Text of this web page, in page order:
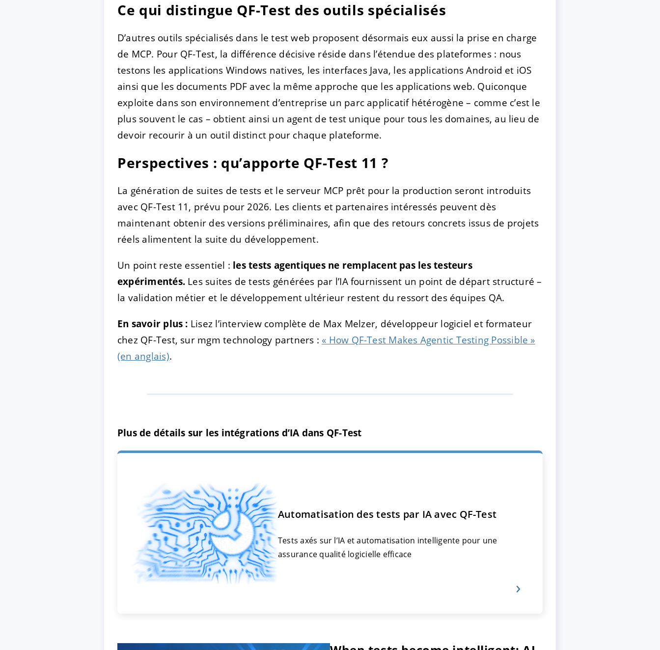
Ce qui distingue QF-Test des outils spécialisés
D’autres outils spécialisés dans le test web proposent désormais eux aussi la prise en charge
de MCP. Pour QF-Test, la différence décisive réside dans l’étendue des plateformes : nous
testons les applications Windows natives, les interfaces Java, les applications Android et iOS
ainsi que les documents PDF avec la même approche que les applications web. Quiconque
exploite dans son environnement d’entreprise un parc applicatif hétérogène – comme c’est le
plus souvent le cas – obtient ainsi un agent de test unique pour tous les domaines, au lieu de
devoir recourir à un outil distinct pour chaque plateforme.
Perspectives : qu’apporte QF-Test 11 ?
La génération de suites de tests et le serveur MCP prêt pour la production seront introduits
avec QF-Test 11, prévu pour 2026. Les clients et partenaires intéressés peuvent dès
maintenant obtenir des versions préliminaires, afin que des retours concrets issus de projets
réels alimentent la suite du développement.
Un point reste essentiel : les tests agentiques ne remplacent pas les testeurs
expérimentés. Les suites de tests générées par l’IA fournissent un point de départ structuré –
la validation métier et le développement ultérieur restent du ressort des équipes QA.
En savoir plus : Lisez l’interview complète de Max Melzer, développeur logiciel et formateur
chez QF-Test, sur mgm technology partners : « How QF-Test Makes Agentic Testing Possible »
(en anglais).
Plus de détails sur les intégrations d’IA dans QF-Test
Automatisation des tests par IA avec QF-Test
Tests axés sur l’IA et automatisation intelligente pour une
assurance qualité logicielle efficace